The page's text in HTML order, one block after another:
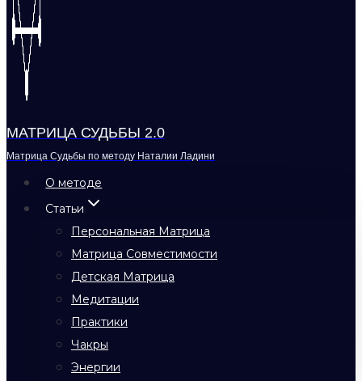
МАТРИЦА СУДЬБЫ 2.0
Матрица Судьбы по методу Наталии Ладини
О методе
Статьи
Персональная Матрица
Матрица Совместимости
Детская Матрица
Медитации
Практики
Чакры
Энергии